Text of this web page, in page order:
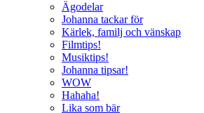
Ägodelar
Johanna tackar för
Kärlek, familj och vänskap
Filmtips!
Musiktips!
Johanna tipsar!
WOW
Hahaha!
Lika som bär